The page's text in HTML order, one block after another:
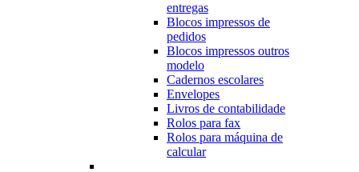
entregas
Blocos impressos de
pedidos
Blocos impressos outros
modelo
Cadernos escolares
Envelopes
Livros de contabilidade
Rolos para fax
Rolos para máquina de
calcular